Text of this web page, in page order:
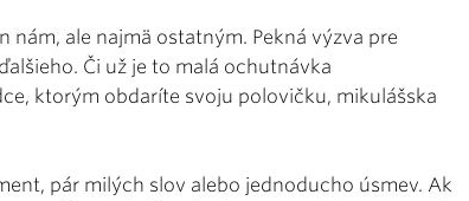
ale najmä ostatným. Pekná výzva pre
Či už je to malá ochutnávka
ktorým obdaríte svoju polovičku, mikulášska
pár milých slov alebo jednoducho úsmev. Ak